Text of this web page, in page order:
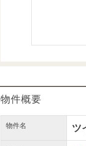
物件概要
物件名 ツ